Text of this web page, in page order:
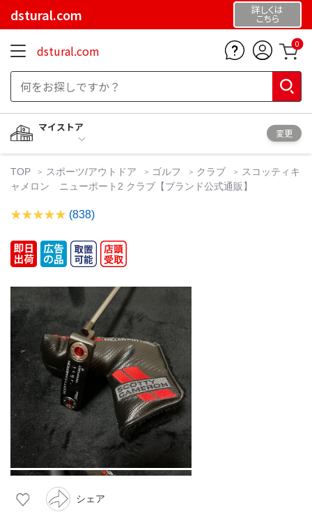
dstural.com 詳しくは
こちら
dstural.com 0
マイストア
変更
TOP スポーツ/アウトドア ゴルフ クラブ
スコッティキ
ャメロン ニューポート2 クラブ【ブランド公式通販】
(838)
シェア